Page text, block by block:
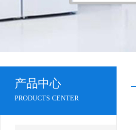
产品中心
PRODUCTS CENTER